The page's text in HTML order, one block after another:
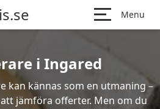
Menu
i Ingared
kan kännas som en utmaning –
jämföra offerter. Men om du